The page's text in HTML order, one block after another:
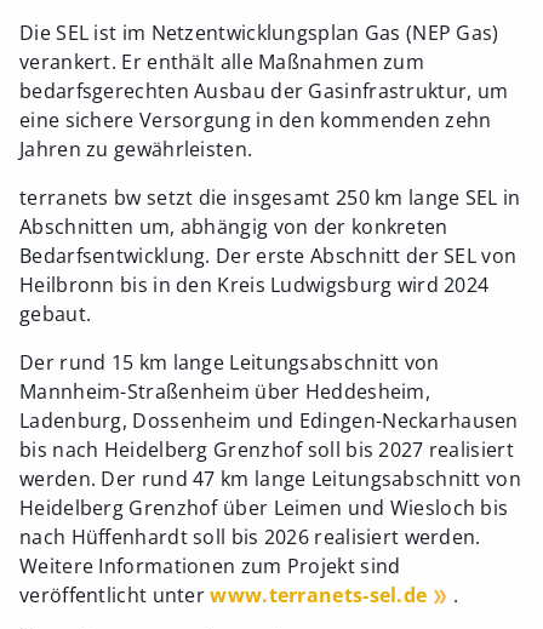
Die SEL ist im Netzentwicklungsplan Gas (NEP Gas)
verankert. Er enthält alle Maßnahmen zum
bedarfsgerechten Ausbau der Gasinfrastruktur, um
eine sichere Versorgung in den kommenden zehn
Jahren zu gewährleisten.
terranets bw setzt die insgesamt 250 km lange SEL in
Abschnitten um, abhängig von der konkreten
Bedarfsentwicklung. Der erste Abschnitt der SEL von
Heilbronn bis in den Kreis Ludwigsburg wird 2024
gebaut.
Der rund 15 km lange Leitungsabschnitt von
Mannheim-Straßenheim über Heddesheim,
Ladenburg, Dossenheim und Edingen-Neckarhausen
bis nach Heidelberg Grenzhof soll bis 2027 realisiert
werden. Der rund 47 km lange Leitungsabschnitt von
Heidelberg Grenzhof über Leimen und Wiesloch bis
nach Hüffenhardt soll bis 2026 realisiert werden.
Weitere Informationen zum Projekt sind
veröffentlicht unterwww.terranets-sel.de
.